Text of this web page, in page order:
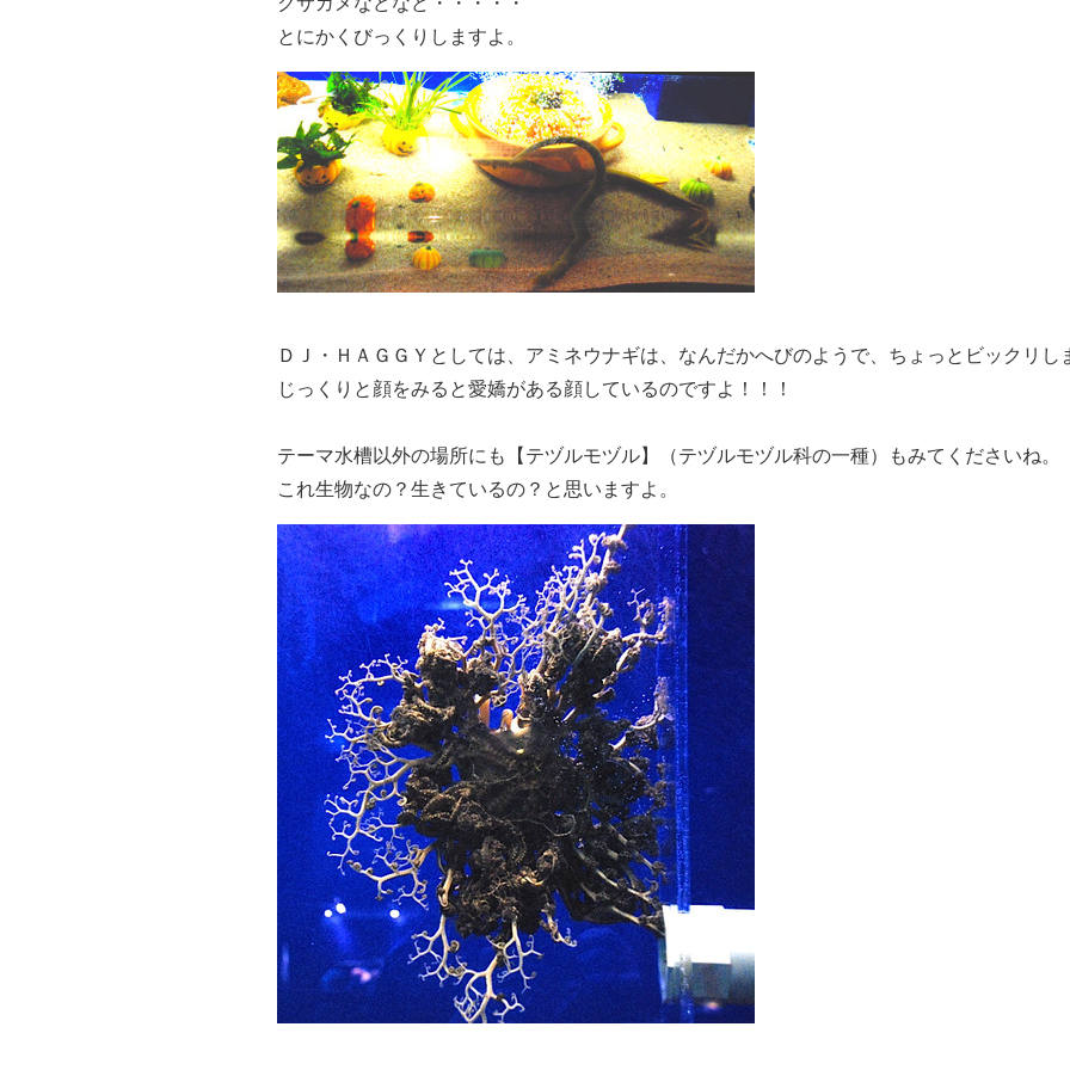
とにかくびっくりしますよ。
ＤＪ・ＨＡＧＧＹとしては、アミネウナギは、なんだかへびのようで、ちょっとビックリし
じっくりと顔をみると愛嬌がある顔しているのですよ！！！
テーマ水槽以外の場所にも【テヅルモヅル】（テヅルモヅル科の一種）もみてくださいね。
これ生物なの？生きているの？と思いますよ。